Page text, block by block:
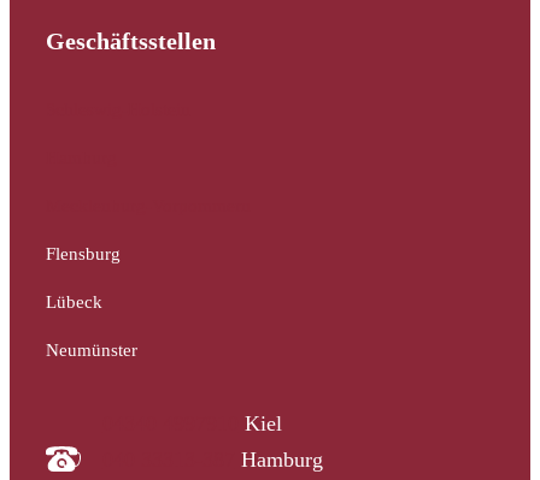
Geschäftsstellen
Flensburg
Lübeck
Neumünster
Kiel
Hamburg